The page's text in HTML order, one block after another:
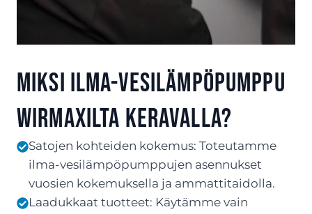
Miksi ilma-vesilämpöpumppu
Wirmaxilta Keravalla?
Satojen kohteiden kokemus: Toteutamme
ilma-vesilämpöpumppujen asennukset
vuosien kokemuksella ja ammattitaidolla.
Laadukkaat tuotteet: Käytämme vain